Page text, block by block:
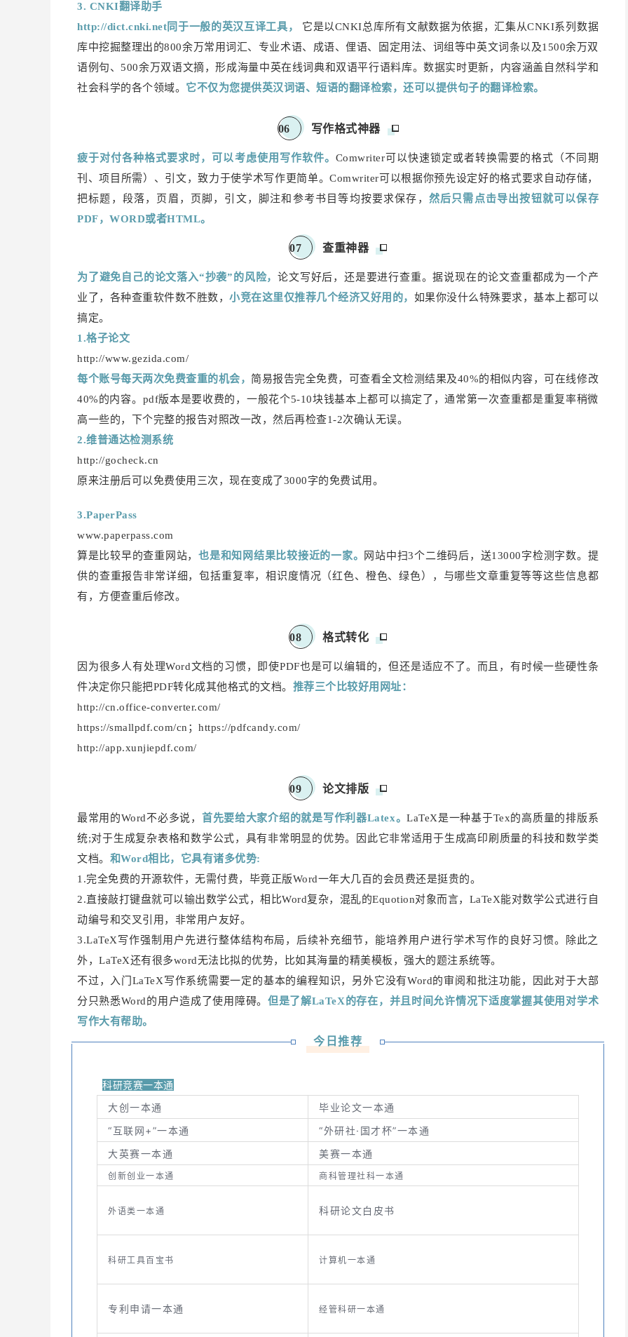
3. CNKI翻译助手
http://dict.cnki.net同于一般的英汉互译工具，
它是以CNKI总库所有文献数据为依据，汇集从CNKI系列数据
库中挖掘整理出的800余万常用词汇、专业术语、成语、俚语、固定用法、词组等中英文词条以及1500余万双
语例句、500余万双语文摘，形成海量中英在线词典和双语平行语料库。数据实时更新，内容涵盖自然科学和
社会科学的各个领域。 它不仅为您提供英汉词语、短语的翻译检索，还可以提供句子的翻译检索。
06 写作格式神器
疲于对付各种格式要求时，可以考虑使用写作软件。 Comwriter可以快速锁定或者转换需要的格式（不同期
刊、项目所需）、引文，致力于使学术写作更简单。Comwriter可以根据你预先设定好的格式要求自动存储，
把标题，段落，页眉，页脚，引文，脚注和参考书目等均按要求保存， 然后只需点击导出按钮就可以保存
PDF，WORD或者HTML。
07 查重神器
为了避免自己的论文落入“抄袭”的风险，论文写好后，还是要进行查重。据说现在的论文查重都成为一个产
业了，各种查重软件数不胜数， 小竞在这里仅推荐几个经济又好用的， 如果你没什么特殊要求，基本上都可以
搞定。
1.格子论文
http://www.gezida.com/
每个账号每天两次免费查重的机会， 简易报告完全免费，可查看全文检测结果及40%的相似内容，可在线修改
40%的内容。pdf版本是要收费的，一般花个5-10块钱基本上都可以搞定了，通常第一次查重都是重复率稍微
高一些的，下个完整的报告对照改一改，然后再检查1-2次确认无误。
2.维普通达检测系统
http://gocheck.cn
原来注册后可以免费使用三次，现在变成了3000字的免费试用。
3.PaperPass
www.paperpass.com
算是比较早的查重网站，也是和知网结果比较接近的一家。
网站中扫3个二维码后，送13000字检测字数。提
供的查重报告非常详细，包括重复率，相识度情况（红色、橙色、绿色），与哪些文章重复等等这些信息都
有，方便查重后修改。
08 格式转化
因为很多人有处理Word文档的习惯，即使PDF也是可以编辑的，但还是适应不了。而且，有时候一些硬性条
件决定你只能把PDF转化成其他格式的文档。 推荐三个比较好用网址：
http://cn.office-converter.com/
https://smallpdf.com/cn；https://pdfcandy.com/
http://app.xunjiepdf.com/
09 论文排版
最常用的Word不必多说， 首先要给大家介绍的就是写作利器Latex。LaTeX是一种基于Tex的高质量的排版系
统;对于生成复杂表格和数学公式，具有非常明显的优势。因此它非常适用于生成高印刷 质量的科技和数学类
文档。 和Word相比，它具有诸多优势:
1.完全免费的开源软件，无需付费，毕竟正版Word一年大几百的会员费还是挺贵的。
2.直接敲打键盘就可以输出数学公式，相比Word复杂，混乱的Equotion对象而言，LaTeX能对数学公式进行自
动编号和交叉引用，非常用户友好。
3.LaTeX写作强制用户先进行整体结构布局，后续补充细节，能培养用户进行学术写作的良好习惯。除此之
外，LaTeX还有很多word无法比拟的优势，比如其海量的精美模板，强大的题注系统等。
不过，入门LaTeX写作系统需要一定的基本的编程知识，另外它没有Word的审阅和批注功能，因此对于大部
分只熟悉Word的用户造成了使用障碍。但是了解LaTeX的存在，并且时间允许情况下适度掌握其使用对学术
写作大有帮助。
今日推荐
科研竞赛一本通
大创一本通
毕业论文一本通
“互联网+”一本通
“外研社·国才杯”一本通
大英赛一本通
美赛一本通
创新创业一本通 商科管理社科一本通
外语类一本通 科研论文白皮书
科研工具百宝书 计算机一本通
专利申请一本通 经管科研一本通